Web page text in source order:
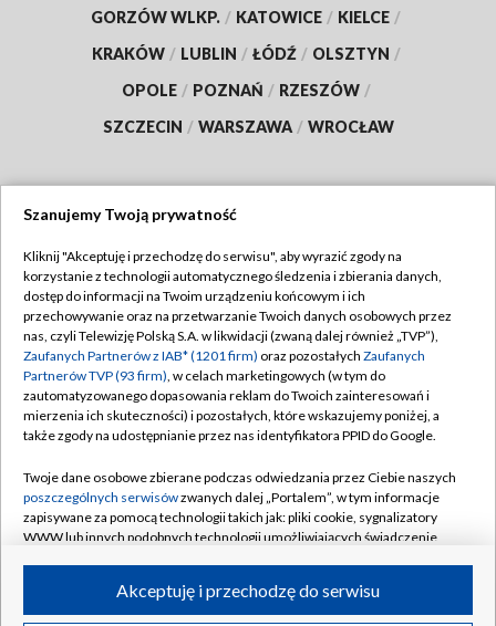
GORZÓW WLKP. / KATOWICE / KIELCE /
KRAKÓW / LUBLIN / ŁÓDŹ / OLSZTYN /
OPOLE / POZNAŃ / RZESZÓW /
SZCZECIN / WARSZAWA / WROCŁAW
TVP
Abonament TVP
Emisja w TVP
Centrum informacji TVP
Naziemna Telewizja Cyfrowa
Rada Programowa
System NOS
Informacje o nadawcy
Program dla prasy
Regulamin TVP
Polityka prywatności
Moje zgody
Pomoc
Kontakt
Kanały
Szanujemy Twoją prywatność
Kliknij "Akceptuję i przechodzę do serwisu", aby wyrazić zgody na
korzystanie z technologii automatycznego śledzenia i zbierania danych,
dostęp do informacji na Twoim urządzeniu końcowym i ich
przechowywanie oraz na przetwarzanie Twoich danych osobowych przez
nas, czyli Telewizję Polską S.A. w likwidacji (zwaną dalej również „TVP”),
Zaufanych Partnerów z IAB* (1201 firm) oraz pozostałych Zaufanych
Partnerów TVP (93 firm), w celach marketingowych (w tym do
zautomatyzowanego dopasowania reklam do Twoich zainteresowań i
mierzenia ich skuteczności) i pozostałych, które wskazujemy poniżej, a
także zgody na udostępnianie przez nas identyfikatora PPID do Google.
Twoje dane osobowe zbierane podczas odwiedzania przez Ciebie naszych
poszczególnych serwisówzwanych dalej „Portalem”, w tym informacje
zapisywane za pomocą technologii takich jak: pliki cookie, sygnalizatory
WWW lub innych podobnych technologii umożliwiających świadczenie
ruchu w Internecie.Akceptuję i przechodzę do serwisu